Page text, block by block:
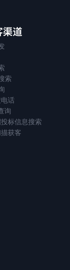
渠道
索
话
询
标信息搜索
获客